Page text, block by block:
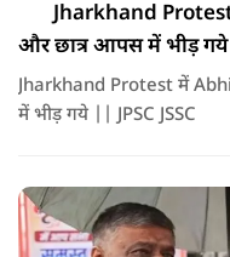
Jharkhand
और छात्र आपस में भीड़ गये
Jharkhand Protest में
में भीड़ गये || JPSC JSSC